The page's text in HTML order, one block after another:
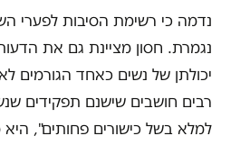
נדמה כי רשימת הסיבות לפערי
נגמרת. חסון מציינת גם את
יכולתן של נשים כאחד הגורמים
רבים חושבים שישנם תפקידים
למלא בשל כישורים פחותים", היא